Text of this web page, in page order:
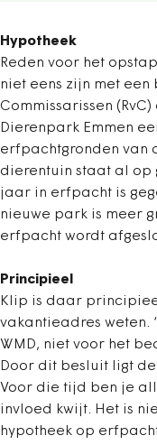
Hypotheek
Reden voor het
niet eens zijn met een
Commissarissen
Dierenpark Emmen
erfpachtgronden van
dierentuin staat al op
jaar in erfpacht is
nieuwe park is meer
erfpacht wordt
Principieel
Klip is daar
vakantieadres weten.
WMD, niet voor het
Door dit besluit ligt
Voor die tijd ben je
invloed kwijt. Het is
hypotheek op